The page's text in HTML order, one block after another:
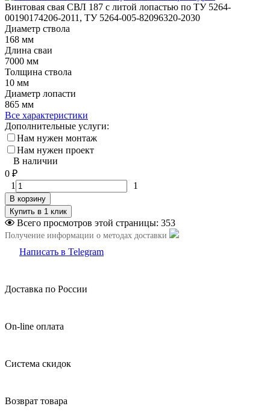
Винтовая свая СВЛ 187 с литой лопастью по ТУ 5264-
00190174206-2011, ТУ 5264-005-82096320-2030
Диаметр ствола
168 мм
Длина сваи
7000 мм
Толщина ствола
10 мм
Диаметр лопасти
865 мм
Все характеристики
Дополнительные услуги:
Нам нужен монтаж
Нам нужен проект
В наличии
0 ₽
1
1
В корзину
Всего просмотров этой страницы: 353
Получение информации о методах доставки
Написать в Telegram
Доставка по России
On-line оплата
Система скидок
Возврат товара